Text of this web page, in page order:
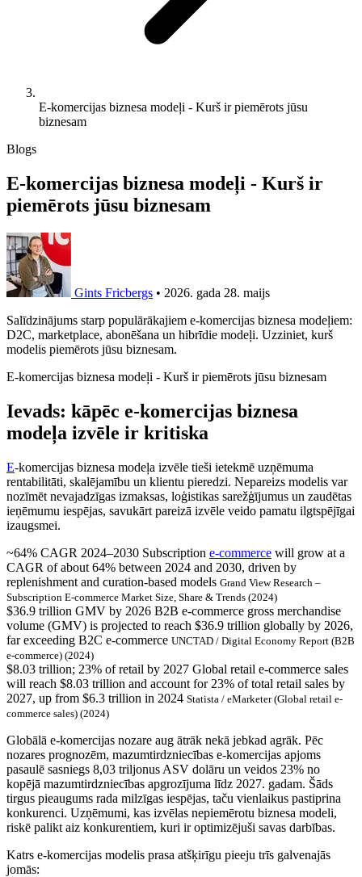
E-komercijas biznesa modeļi - Kurš ir piemērots jūsu
biznesam
Blogs
E-komercijas biznesa modeļi - Kurš ir
piemērots jūsu biznesam
Gints Fricbergs • 2026. gada 28. maijs
Salīdzinājums starp populārākajiem e-komercijas biznesa modeļiem:
D2C, marketplace, abonēšana un hibrīdie modeļi. Uzziniet, kurš
modelis piemērots jūsu biznesam.
E-komercijas biznesa modeļi - Kurš ir piemērots jūsu biznesam
Ievads: kāpēc e-komercijas biznesa
modeļa izvēle ir kritiska
E-komercijas biznesa modeļa izvēle tieši ietekmē uzņēmuma
rentabilitāti, skalējamību un klientu pieredzi. Nepareizs modelis var
nozīmēt nevajadzīgas izmaksas, loģistikas sarežģījumus un zaudētas
ieņēmumu iespējas, savukārt pareizā izvēle veido pamatu ilgtspējīgai
izaugsmei.
~64% CAGR 2024–2030 Subscription e-commerce will grow at a
CAGR of about 64% between 2024 and 2030, driven by
replenishment and curation-based models Grand View Research –
Subscription E-commerce Market Size, Share & Trends (2024)
$36.9 trillion GMV by 2026 B2B e-commerce gross merchandise
volume (GMV) is projected to reach $36.9 trillion globally by 2026,
far exceeding B2C e-commerce UNCTAD / Digital Economy Report (B2B
e-commerce) (2024)
$8.03 trillion; 23% of retail by 2027 Global retail e-commerce sales
will reach $8.03 trillion and account for 23% of total retail sales by
2027, up from $6.3 trillion in 2024 Statista / eMarketer (Global retail e-
commerce sales) (2024)
Globālā e-komercijas nozare aug ātrāk nekā jebkad agrāk. Pēc
nozares prognozēm, mazumtirdzniecības e-komercijas apjoms
pasaulē sasniegs 8,03 triljonus ASV dolāru un veidos 23% no
kopējā mazumtirdzniecības apgrozījuma līdz 2027. gadam. Šāds
tirgus pieaugums rada milzīgas iespējas, taču vienlaikus pastiprina
konkurenci. Uzņēmumi, kas izvēlas nepiemērotu biznesa modeli,
riskē palikt aiz konkurentiem, kuri ir optimizējuši savas darbības.
Katrs e-komercijas modelis prasa atšķirīgu pieeju trīs galvenajās
jomās: